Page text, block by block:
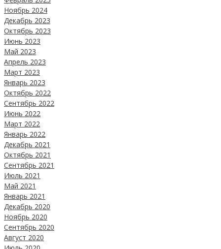
Ноябрь 2024
Декабрь 2023
Октябрь 2023
Июнь 2023
Май 2023
Апрель 2023
Март 2023
Январь 2023
Октябрь 2022
Сентябрь 2022
Июнь 2022
Март 2022
Январь 2022
Декабрь 2021
Октябрь 2021
Сентябрь 2021
Июль 2021
Май 2021
Январь 2021
Декабрь 2020
Ноябрь 2020
Сентябрь 2020
Август 2020